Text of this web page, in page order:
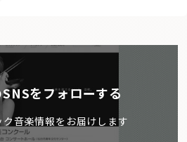
をフォローする
音楽情報をお届けします